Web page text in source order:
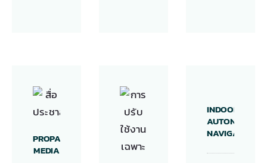
PROPAGANDA
MEDIA
INDOOR
AUTONOMOUS
NAVIGATION